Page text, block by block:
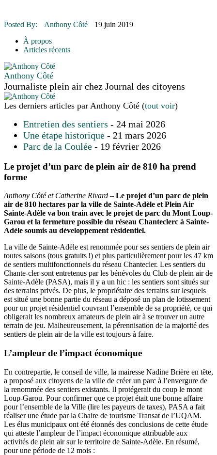
16 juillet 2026 | ENVIRONNEMENT
16 juillet 2026
Posted By: Anthony Côté
19 juin 2019
À propos
Articles récents
Anthony Côté
Journaliste plein air chez Journal des citoyens
Les derniers articles par Anthony Côté (tout voir)
Entretien des sentiers - 24 mai 2026
Une étape historique - 21 mars 2026
Parc de la Coulée - 19 février 2026
Le projet d’un parc de plein air de 810 ha prend
forme
Anthony Côté et Catherine Rivard – Le projet d’un parc de plein
air de 810 hectares par la ville de Sainte-Adèle et Plein Air
Sainte-Adèle va bon train avec le projet de parc du Mont Loup-
Garou et la fermeture possible du réseau Chanteclerc à Sainte-
Adèle soumis au développement résidentiel.
La ville de Sainte-Adèle est renommée pour ses sentiers de plein air
toutes saisons (tous gratuits !) et plus particulièrement pour les 47 km
de sentiers multifonctionnels du réseau Chantecler. Les sentiers du
Chante-cler sont entretenus par les bénévoles du Club de plein air de
Sainte-Adèle (PASA), mais il y a un hic : les sentiers sont situés sur
des terrains privés. De plus, le propriétaire des terrains sur lesquels
est situé une bonne partie du réseau a déposé un plan de lotissement
pour un projet résidentiel couvrant l’ensemble de sa propriété, ce qui
obligerait les nombreux amateurs de plein air à se trouver un autre
terrain de jeu. Malheureusement, la pérennisation de la majorité des
sentiers de plein air de la ville est toujours à faire.
L’ampleur de l’impact économique
En contrepartie, le conseil de ville, la mairesse Nadine Brière en tête,
a proposé aux citoyens de la ville de créer un parc à l’envergure de
la renommée des sentiers existants. Il protégerait du coup le mont
Loup-Garou. Pour confirmer que ce projet était une bonne affaire
pour l’ensemble de la Ville (lire les payeurs de taxes), PASA a fait
réaliser une étude par la Chaire de tourisme Transat de l’UQAM.
Les élus municipaux ont été étonnés des conclusions de cette étude
qui atteste l’ampleur de l’impact économique attribuable aux
activités de plein air sur le territoire de Sainte-Adèle. En résumé,
pour une période de 12 mois :